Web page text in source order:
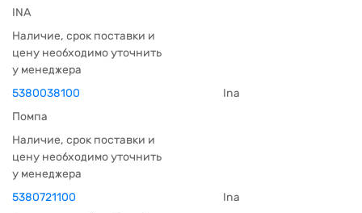
INA
Наличие, срок поставки и
цену необходимо уточнить
у менеджера
5380038100
Ina
Помпа
Наличие, срок поставки и
цену необходимо уточнить
у менеджера
5380721100
Ina